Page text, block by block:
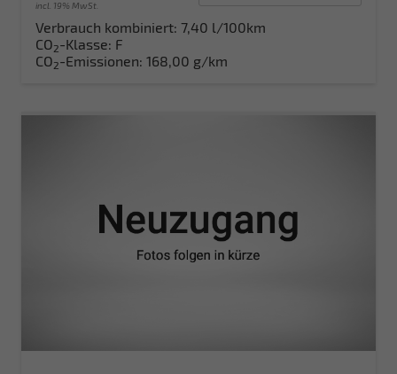
incl. 19% MwSt.
Verbrauch kombiniert: 7,40 l/100km
CO2-Klasse: F
CO2-Emissionen: 168,00 g/km